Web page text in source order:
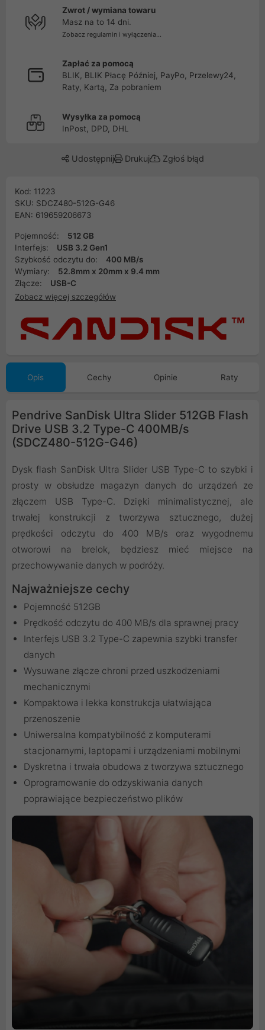
Zwrot / wymiana towaru
Masz na to 14 dni.
Zobacz regulamin i wyłączenia...
Zapłać za pomocą
BLIK, BLIK Płacę Później, PayPo, Przelewy24,
Raty, Kartą, Za pobraniem
Wysyłka za pomocą
InPost, DPD, DHL
Udostępnij Drukuj Zgłoś błąd
Kod: 11223
SKU: SDCZ480-512G-G46
EAN: 619659206673
Pojemność:
512 GB
Interfejs:
USB 3.2 Gen1
Szybkość odczytu do:
400 MB/s
Wymiary:
52.8mm x 20mm x 9.4 mm
Złącze:
USB-C
Zobacz więcej szczegółów
Opis Cechy Opinie Raty
Pendrive SanDisk Ultra Slider 512GB Flash
Drive USB 3.2 Type-C 400MB/s
(SDCZ480-512G-G46)
Dysk flash SanDisk Ultra Slider USB Type-C to szybki i
prosty w obsłudze magazyn danych do urządzeń ze
złączem USB Type-C. Dzięki minimalistycznej, ale
trwałej konstrukcji z tworzywa sztucznego, dużej
prędkości odczytu do 400 MB/s oraz wygodnemu
otworowi na brelok, będziesz mieć miejsce na
przechowywanie danych w podróży.
Najważniejsze cechy
Pojemność 512GB
Prędkość odczytu do 400 MB/s dla sprawnej pracy
Interfejs USB 3.2 Type-C zapewnia szybki transfer
danych
Wysuwane złącze chroni przed uszkodzeniami
mechanicznymi
Kompaktowa i lekka konstrukcja ułatwiająca
przenoszenie
Uniwersalna kompatybilność z komputerami
stacjonarnymi, laptopami i urządzeniami mobilnymi
Dyskretna i trwała obudowa z tworzywa sztucznego
Oprogramowanie do odzyskiwania danych
poprawiające bezpieczeństwo plików